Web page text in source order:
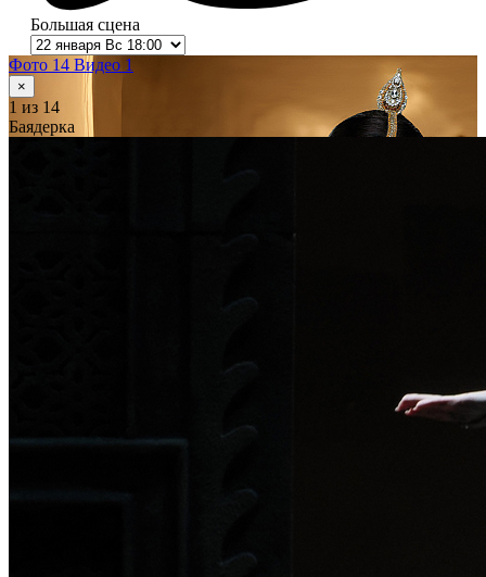
Большая сцена
Фото 14 Видео 1
×
1 из 14
Баядерка